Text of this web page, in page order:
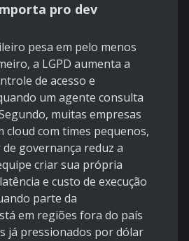
pro dev
pesa em pelo menos
a LGPD aumenta a
de acesso e
um agente consulta
muitas empresas
cloud com times pequenos,
governança reduz a
criar sua própria
e custo de execução
parte da
em regiões fora do país
já pressionados por dólar